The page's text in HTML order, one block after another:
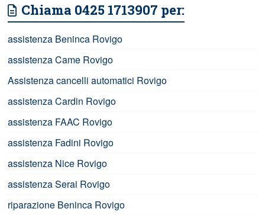
Chiama 0425 1713907 per:
assistenza Beninca Rovigo
assistenza Came Rovigo
Assistenza cancelli automatici Rovigo
assistenza Cardin Rovigo
assistenza FAAC Rovigo
assistenza Fadini Rovigo
assistenza Nice Rovigo
assistenza Serai Rovigo
riparazione Beninca Rovigo